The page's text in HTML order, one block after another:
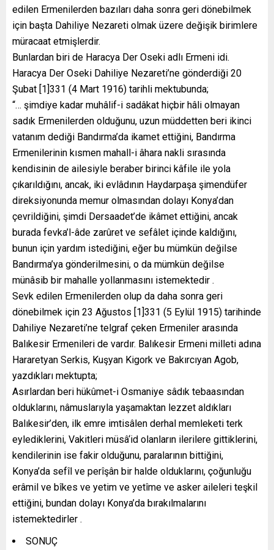
edilen Ermenilerden bazıları daha sonra geri dönebilmek
için başta Dahiliye Nezareti olmak üzere değişik birimlere
müracaat etmişlerdir.
Bunlardan biri de Haracya Der Oseki adlı Ermeni idi.
Haracya Der Oseki Dahiliye Nezareti’ne gönderdiği 20
Şubat [1]331 (4 Mart 1916) tarihli mektubunda;
“… şimdiye kadar muhâlif-i sadâkat hiçbir hâli olmayan
sadık Ermenilerden olduğunu, uzun müddetten beri ikinci
vatanım dediği Bandırma’da ikamet ettiğini, Bandırma
Ermenilerinin kısmen mahall-i âhara nakli sırasında
kendisinin de ailesiyle beraber birinci kâfile ile yola
çıkarıldığını, ancak, iki evlâdının Haydarpaşa şimendüfer
direksiyonunda memur olmasından dolayı Konya’dan
çevrildiğini, şimdi Dersaadet’de ikâmet ettiğini, ancak
burada fevka’l-âde zarûret ve sefâlet içinde kaldığını,
bunun için yardım istediğini, eğer bu mümkün değilse
Bandırma’ya gönderilmesini, o da mümkün değilse
münâsib bir mahalle yollanmasını istemektedir .
Sevk edilen Ermenilerden olup da daha sonra geri
dönebilmek için 23 Ağustos [1]331 (5 Eylül 1915) tarihinde
Dahiliye Nezareti’ne telgraf çeken Ermeniler arasında
Balıkesir Ermenileri de vardır. Balıkesir Ermeni milleti adına
Hararetyan Serkis, Kuşyan Kigork ve Bakırcıyan Agob,
yazdıkları mektupta;
Asırlardan beri hükûmet-i Osmaniye sâdık tebaasından
olduklarını, nâmuslarıyla yaşamaktan lezzet aldıkları
Balıkesir’den, ilk emre imtisâlen derhal memleketi terk
eylediklerini, Vakitleri müsâ‘id olanların ilerilere gittiklerini,
kendilerinin ise fakir olduğunu, paralarının bittiğini,
Konya’da sefîl ve perîşân bir halde olduklarını, çoğunluğu
erâmil ve bîkes ve yetim ve yetîme ve asker aileleri teşkil
ettiğini, bundan dolayı Konya’da bırakılmalarını
istemektedirler .
SONUÇ